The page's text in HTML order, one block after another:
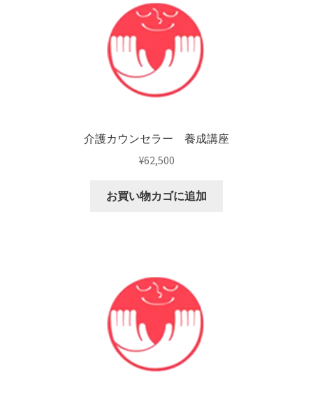
介護カウンセラー 養成講座
¥62,500
お買い物カゴに追加